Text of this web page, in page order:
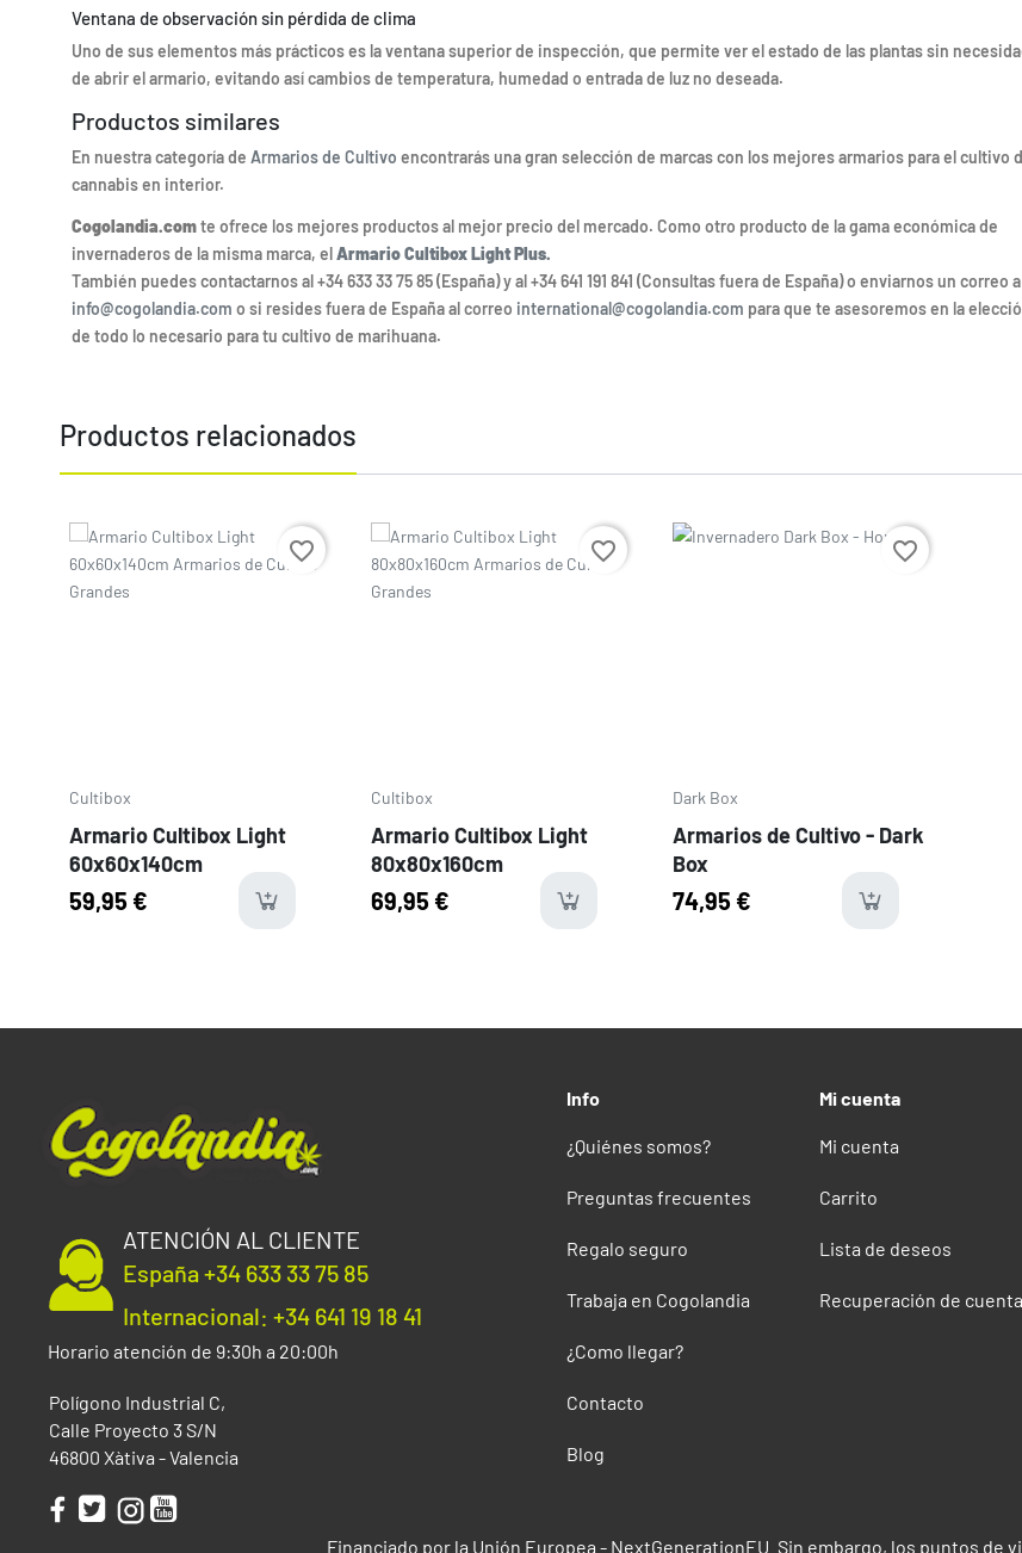
Ventana de observación sin pérdida de clima
Uno de sus elementos más prácticos es la ventana superior de inspección, que permite ver el estado de las plantas sin
de abrir el armario, evitando así cambios de temperatura, humedad o entrada de luz no deseada.
Productos similares
En nuestra categoría de Armarios de Cultivo encontrarás una gran selección de marcas con los mejores armarios para el cultivo
cannabis en interior.
Cogolandia.comte ofrece los mejores productos al mejor precio del mercado. Como otro producto de la gama económica de
invernaderos de la misma marca, elArmario Cultibox Light Plus.
También puedes contactarnos al +34 633 33 75 85 (España) y al +34 641 191 841 (Consultas fuera de España) o enviarnos un correo a
info@cogolandia.com o si resides fuera de España al correo international@cogolandia.com para que te asesoremos en la
de todo lo necesario para tu cultivo de marihuana.
Productos relacionados
Precio
Cultibox
Armario Cultibox Light
60x60x140cm
59,95 € last-items
favorite_border Precio
Cultibox
Armario Cultibox Light
80x80x160cm
69,95 € available
favorite_border Precio
Dark Box
Armarios de Cultivo - Dark
Box
74,95 €
favorite_border
ATENCIÓN AL CLIENTE
España +34 633 33 75 85
Internacional: +34 641 19 18 41
Horario atención de 9:30h a 20:00h
Polígono Industrial C,
Calle Proyecto 3 S/N
46800 Xàtiva - Valencia
Info
¿Quiénes somos?
Preguntas frecuentes
Regalo seguro
Trabaja en Cogolandia
¿Como llegar?
Contacto
Blog
Mi cuenta
Mi cuenta
Carrito
Lista de deseos
Recuperación de cuenta
Financiado por la Unión Europea - NextGenerationEU. Sin embargo, los puntos de